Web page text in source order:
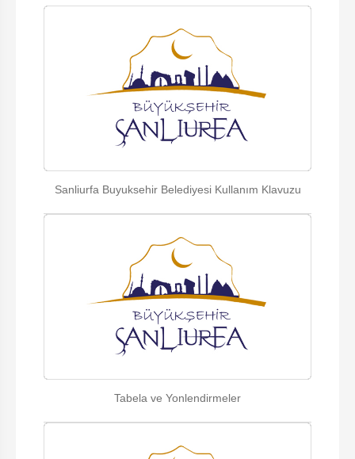
Sanliurfa Buyuksehir Belediyesi Kullanım Klavuzu
Tabela ve Yonlendirmeler